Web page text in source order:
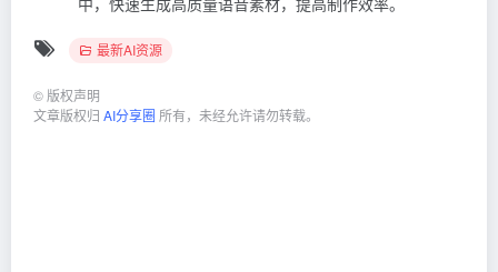
最新AI资源
© 版权声明
文章版权归 AI分享圈 所有，未经允许请勿转载。